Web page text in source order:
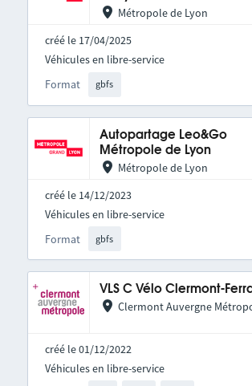
Métropole de Lyon
créé le 17/04/2025
Format gbfs
Véhicules en libre-service
Autopartage Leo&Go
Métropole de Lyon
Métropole de Lyon
créé le 14/12/2023
Format gbfs
Véhicules en libre-service
VLS C Vélo Clermont-
Clermont Auvergne
créé le 01/12/2022
Véhicules en libre-service